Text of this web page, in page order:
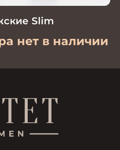
Slim
нет в наличии